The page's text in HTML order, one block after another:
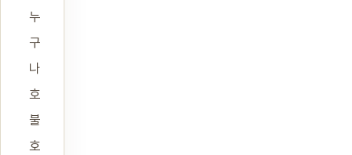
누
구
나
호
불
호